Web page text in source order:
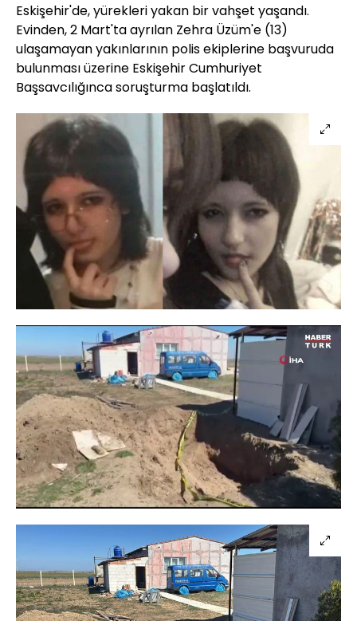
Eskişehir'de, yürekleri yakan bir vahşet yaşandı.
Evinden, 2 Mart'ta ayrılan Zehra Üzüm'e (13)
ulaşamayan yakınlarının polis ekiplerine başvuruda
bulunması üzerine Eskişehir Cumhuriyet
Başsavcılığınca soruşturma başlatıldı.
Sesi
Aç
480
Yüklendi:
73.29%
Oynatma
Hızı